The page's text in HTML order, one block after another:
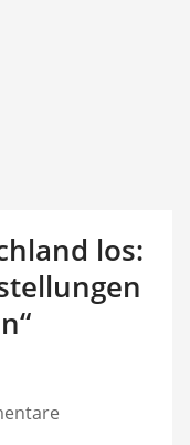
los: